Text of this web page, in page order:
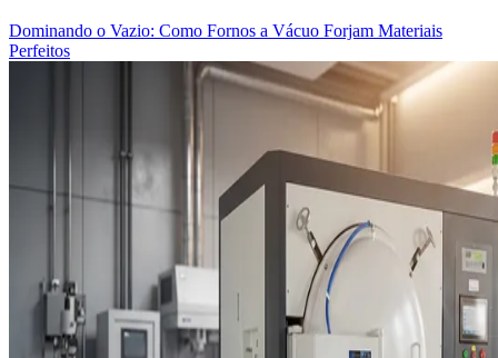
Dominando o Vazio: Como Fornos a Vácuo Forjam Materiais
Perfeitos